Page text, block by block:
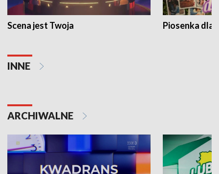
Scena jest Twoja Piosenka dla
INNE
ARCHIWALNE